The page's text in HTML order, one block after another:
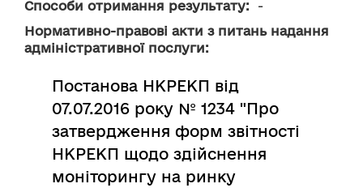
Способи отримання результату:
  -
Нормативно-правові акти з питань надання
адміністративної послуги:
Постанова НКРЕКП від
07.07.2016 року № 1234 "Про
затвердження форм звітності
НКРЕКП щодо здійснення
моніторингу на ринку